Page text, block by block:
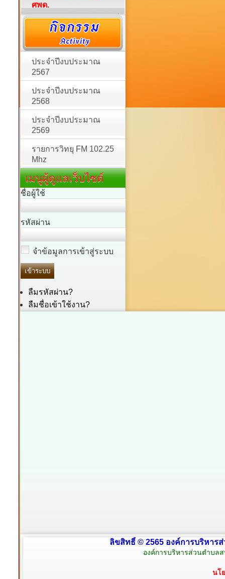
ศพด.
ประจำปีงบประมาณ
2567
ประจำปีงบประมาณ
2568
ประจำปีงบประมาณ
2569
รายการวิทยุ FM 102.25
Mhz
เมนูผู้ดูแลเว็บไซต์
ชื่อผู้ใช้
รหัสผ่าน
จำข้อมูลการเข้าสู่ระบบ
ลืมรหัสผ่าน?
ลืมชื่อเข้าใช้งาน?
ลิขสิทธิ์ © 2565 องค์การบริหาร
องค์การบริหารส่วนตำบล
นโ